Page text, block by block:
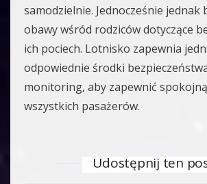
samodzielnie. Jednocześnie jednak
obawy wśród rodziców dotyczące
ich pociech. Lotnisko zapewnia
odpowiednie środki
monitoring, aby zapewnić
wszystkich pasażerów.
Udostępnij ten